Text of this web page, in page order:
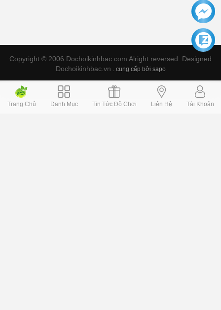
Copyright © 2006 Dochoikinhbac.com Alright reversed. Designed
Dochoikinhbac.vn . cung cấp bởi sapo
Trang Chủ Danh Mục Tin Tức Đồ Chơi Liên Hệ Tài Khoản